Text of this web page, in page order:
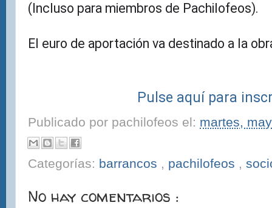
(Incluso para miembros de Pachilofeos).
El euro de aportación va destinado a la
Pulse aquí para
Publicado por pachilofeos el: martes,
Categorías: barrancos , pachilofeos ,
No hay comentarios :